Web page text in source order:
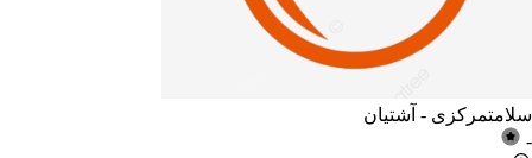
سلامتمرکزی - آشتیان
-